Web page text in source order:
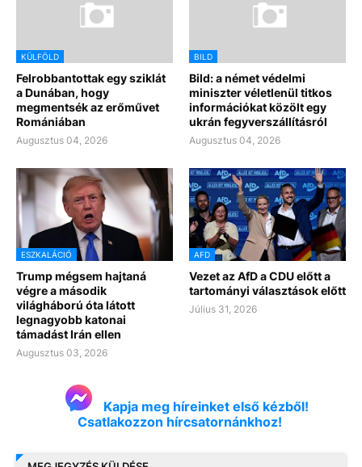
KÜLFÖLD
Felrobbantottak egy sziklát
a Dunában, hogy
megmentsék az erőművet
Romániában
Augusztus 04, 2026
BILD
Bild: a német védelmi
miniszter véletlenül titkos
információkat közölt egy
ukrán fegyverszállításról
Augusztus 04, 2026
ESZKALÁCIÓ
Trump mégsem hajtaná
végre a második
világháború óta látott
legnagyobb katonai
támadást Irán ellen
Augusztus 03, 2026
AFD
Vezet az AfD a CDU előtt a
tartományi választások előtt
Július 31, 2026
Kapja meg híreinket első kézből!
Csatlakozzon hírcsatornánkhoz!